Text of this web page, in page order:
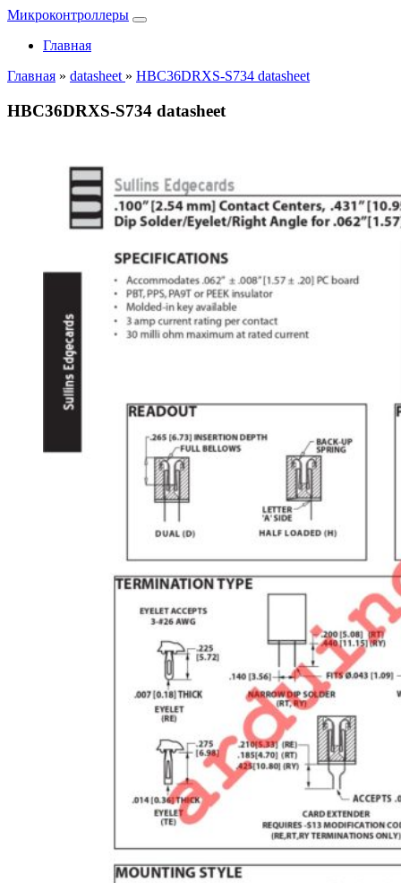
Микроконтроллеры
Главная
Главная » datasheet » HBC36DRXS-S734 datasheet
HBC36DRXS-S734 datasheet